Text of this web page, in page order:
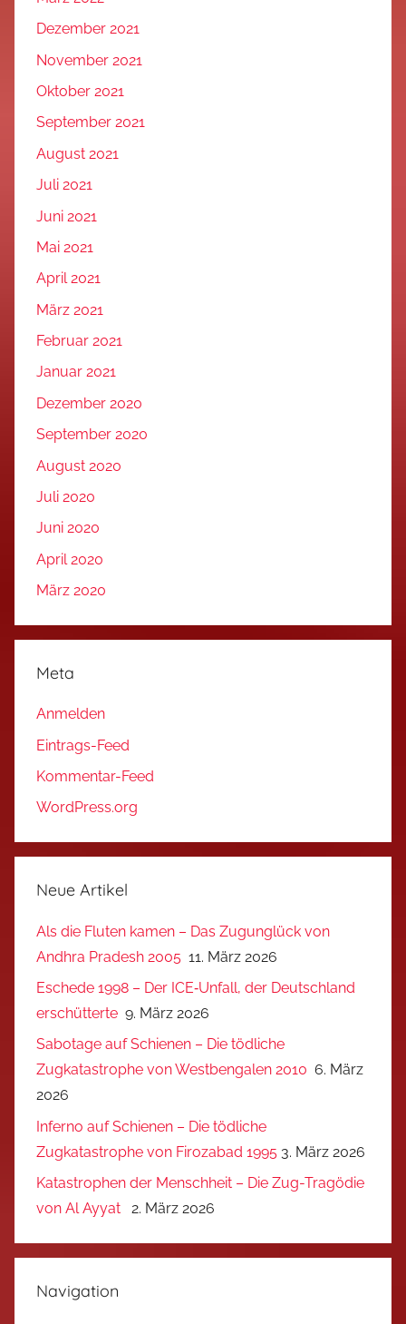
Dezember 2021
November 2021
Oktober 2021
September 2021
August 2021
Juli 2021
Juni 2021
Mai 2021
April 2021
März 2021
Februar 2021
Januar 2021
Dezember 2020
September 2020
August 2020
Juli 2020
Juni 2020
April 2020
März 2020
Meta
Anmelden
Eintrags-Feed
Kommentar-Feed
WordPress.org
Neue Artikel
Als die Fluten kamen – Das Zugunglück von
Andhra Pradesh 2005 11. März 2026
Eschede 1998 – Der ICE‑Unfall, der Deutschland
erschütterte 9. März 2026
Sabotage auf Schienen – Die tödliche
Zugkatastrophe von Westbengalen 2010 6. März
2026
Inferno auf Schienen – Die tödliche
Zugkatastrophe von Firozabad 1995 3. März 2026
Katastrophen der Menschheit – Die Zug-Tragödie
von Al Ayyat
2. März 2026
Navigation